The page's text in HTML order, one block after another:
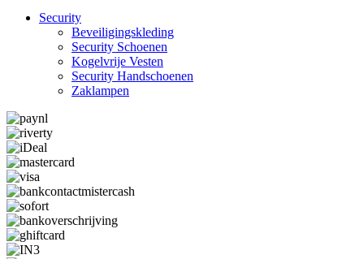
Security
Beveiligings­­kleding
Security Schoenen
Kogelvrije Vesten
Security Hand­­schoenen
Zaklampen